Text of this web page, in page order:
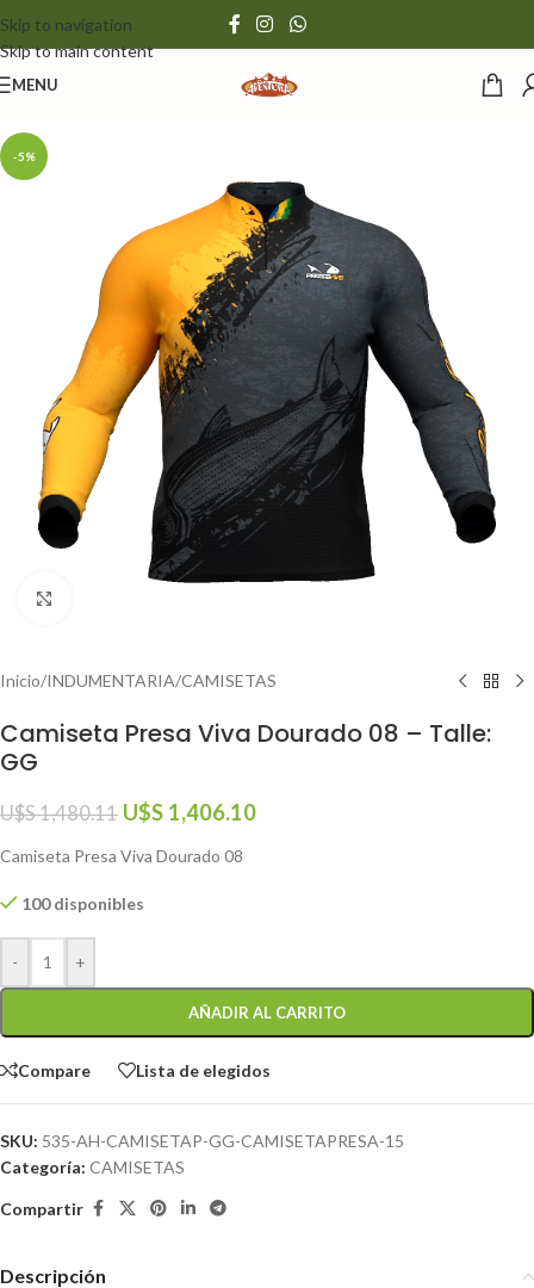
Skip to navigation
Skip to main content
MENU
-5%
Inicio/INDUMENTARIA/CAMISETAS
Camiseta Presa Viva Dourado 08 – Talle:
GG
U$S1,480.11 U$S 1,406.10
Camiseta Presa Viva Dourado 08
100 disponibles
- +
AÑADIR AL CARRITO
Compare Lista de elegidos
SKU: 535-AH-CAMISETAP-GG-CAMISETAPRESA-15
Categoría: CAMISETAS
Compartir
Descripción